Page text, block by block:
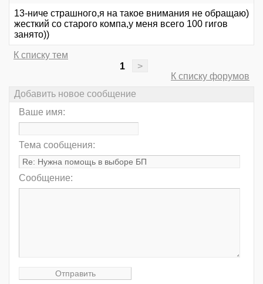
13-ниче страшного,я на такое внимания не обращаю)
жесткий со старого компа,у меня всего 100 гигов
занято))
К списку тем
1
>
К списку форумов
Добавить новое сообщение
Ваше имя:
Тема сообщения:
Сообщение: